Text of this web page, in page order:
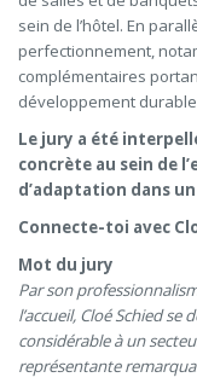
sein de l’hôtel. En
perfectionnement,
complémentaires
développement
Le jury a été
concrète au sein de
d’adaptation dans
Connecte-toi avec
Mot du jury
Par son
l’accueil, Cloé Schied
considérable à un
représentante